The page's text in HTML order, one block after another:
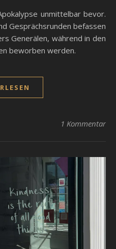
Gesprächsrunden befassen
Generälen, während in den
beworben werden.
1 Kommentar